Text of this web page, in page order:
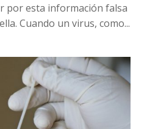
por esta información falsa
Cuando un virus, como...